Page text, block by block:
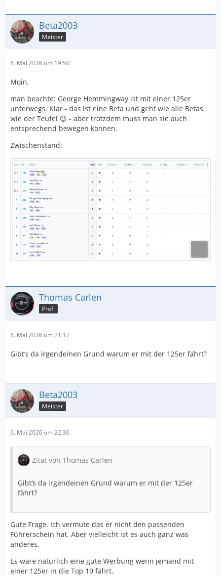
Beta2003
Meister
6. Mai 2026 um 19:50
Moin,
man beachte: George Hemmingway ist mit einer 125er
unterwegs. Klar - das ist eine Beta und geht wie alle Betas
wie der Teufel 😉 - aber trotzdem muss man sie auch
entsprechend bewegen können.
Zwischenstand:
Thomas Carlen
Profi
6. Mai 2026 um 21:17
Gibt‘s da irgendeinen Grund warum er mit der 125er fährt?
Beta2003
Meister
6. Mai 2026 um 22:36
Zitat von Thomas Carlen
Gibt‘s da irgendeinen Grund warum er mit der 125er
fährt?
Gute Frage. Ich vermute das er nicht den passenden
Führerschein hat. Aber vielleicht ist es auch ganz was
anderes.
Es wäre natürlich eine gute Werbung wenn jemand mit
einer 125er in die Top 10 fährt.